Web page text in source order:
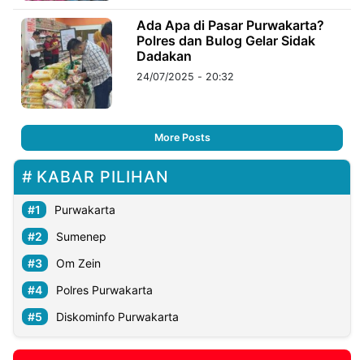
Ada Apa di Pasar Purwakarta?
Polres dan Bulog Gelar Sidak
Dadakan
24/07/2025 - 20:32
More Posts
KABAR PILIHAN
Purwakarta
Sumenep
Om Zein
Polres Purwakarta
Diskominfo Purwakarta